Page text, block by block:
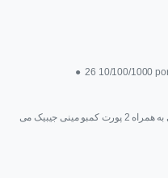
●26 10/100/1000
این سوییچ دارای 26 پورت 10/100/1000 پی او ای به همراه 2 پورت کمبو مینی جیبیک می